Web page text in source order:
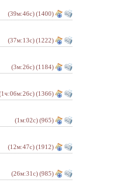
(39м:46с) (1400)
(37м:13с) (1222)
(3м:26с) (1184)
(1366)
(1м:02с) (965)
(12м:47с) (1912)
(26м:31с) (985)